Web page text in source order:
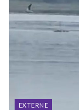
EXTERNE